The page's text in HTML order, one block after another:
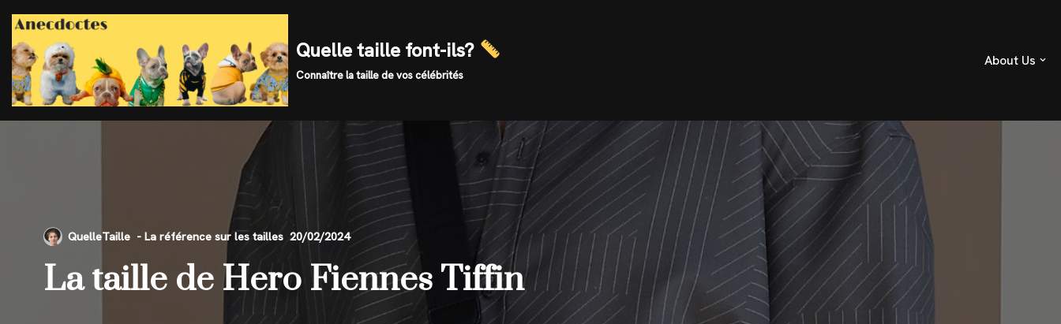
Skip
to
content
Quelle taille font-ils?
Connaître la taille de vos célébrités
About Us
QuelleTaille 20/02/2024
La taille de Hero Fiennes Tiffin